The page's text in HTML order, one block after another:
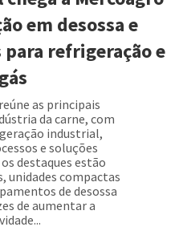
em desossa e
refrigeração e
as principais
da carne, com
industrial,
e soluções
destaques estão
unidades compactas
de desossa
de aumentar a